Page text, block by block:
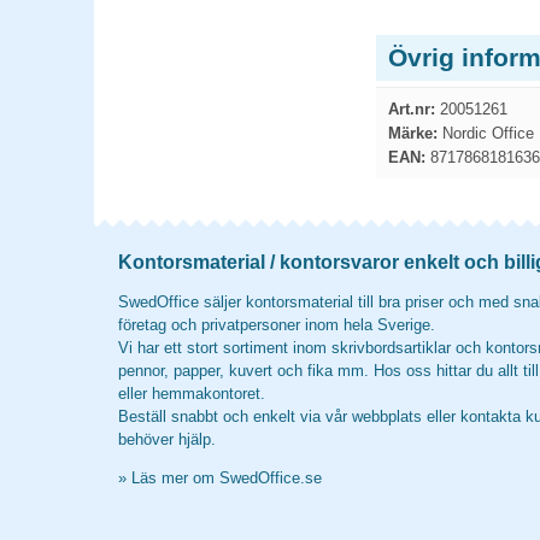
Övrig
Art.nr: 20051261
Märke: Nordic Office
EAN: 8717868181636
Kontorsmaterial / kontorsvaror enkelt och
SwedOffice säljer kontorsmaterial till bra priser och med
företag och privatpersoner inom hela Sverige.
Vi har ett stort sortiment inom skrivbordsartiklar och
pennor, papper, kuvert och fika mm. Hos oss hittar du allt
eller hemmakontoret.
Beställ snabbt och enkelt via vår webbplats eller kontakta
behöver hjälp.
» Läs mer om SwedOffice.se